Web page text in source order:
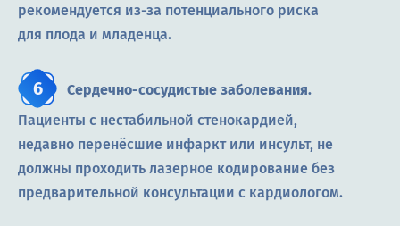
рекомендуется из-за потенциального риска
для плода и младенца.
Сердечно-сосудистые заболевания.
Пациенты с нестабильной стенокардией,
недавно перенёсшие инфаркт или инсульт, не
должны проходить лазерное кодирование без
предварительной консультации с кардиологом.